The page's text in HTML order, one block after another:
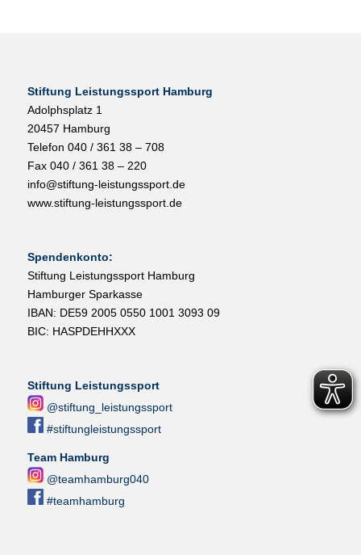
Stiftung Leistungssport Hamburg
Adolphsplatz 1
20457 Hamburg
Telefon 040 / 361 38 – 708
Fax 040 / 361 38 – 220
info@stiftung-leistungssport.de
www.stiftung-leistungssport.de
Spendenkonto:
Stiftung Leistungssport Hamburg
Hamburger Sparkasse
IBAN: DE59 2005 0550 1001 3093 09
BIC: HASPDEHHXXX
Stiftung Leistungssport
@stiftung_leistungssport
#stiftungleistungssport
Team Hamburg
@teamhamburg040
#teamhamburg